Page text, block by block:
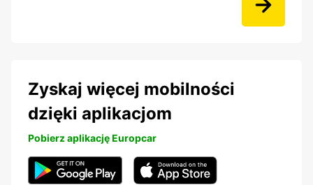
Zyskaj więcej mobilności
dzięki aplikacjom
Pobierz aplikację Europcar